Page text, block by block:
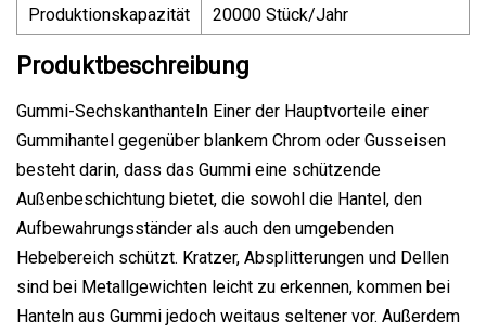
Produktionskapazität
20000 Stück/Jahr
Produktbeschreibung
Gummi-Sechskanthanteln Einer der Hauptvorteile einer
Gummihantel gegenüber blankem Chrom oder Gusseisen
besteht darin, dass das Gummi eine schützende
Außenbeschichtung bietet, die sowohl die Hantel, den
Aufbewahrungsständer als auch den umgebenden
Hebebereich schützt. Kratzer, Absplitterungen und Dellen
sind bei Metallgewichten leicht zu erkennen, kommen bei
Hanteln aus Gummi jedoch weitaus seltener vor. Außerdem